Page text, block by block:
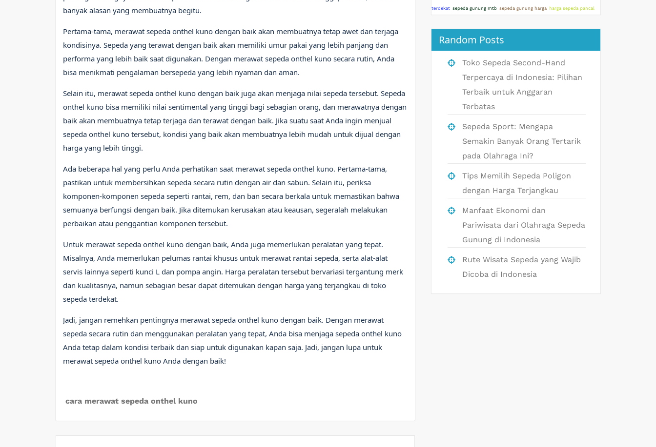
banyak alasan yang membuatnya begitu.
Pertama-tama, merawat sepeda onthel kuno dengan baik akan membuatnya tetap awet dan terjaga
kondisinya. Sepeda yang terawat dengan baik akan memiliki umur pakai yang lebih panjang dan
performa yang lebih baik saat digunakan. Dengan merawat sepeda onthel kuno secara rutin, Anda
bisa menikmati pengalaman bersepeda yang lebih nyaman dan aman.
Selain itu, merawat sepeda onthel kuno dengan baik juga akan menjaga nilai sepeda tersebut. Sepeda
onthel kuno bisa memiliki nilai sentimental yang tinggi bagi sebagian orang, dan merawatnya dengan
baik akan membuatnya tetap terjaga dan terawat dengan baik. Jika suatu saat Anda ingin menjual
sepeda onthel kuno tersebut, kondisi yang baik akan membuatnya lebih mudah untuk dijual dengan
harga yang lebih tinggi.
Ada beberapa hal yang perlu Anda perhatikan saat merawat sepeda onthel kuno. Pertama-tama,
pastikan untuk membersihkan sepeda secara rutin dengan air dan sabun. Selain itu, periksa
komponen-komponen sepeda seperti rantai, rem, dan ban secara berkala untuk memastikan bahwa
semuanya berfungsi dengan baik. Jika ditemukan kerusakan atau keausan, segeralah melakukan
perbaikan atau penggantian komponen tersebut.
Untuk merawat sepeda onthel kuno dengan baik, Anda juga memerlukan peralatan yang tepat.
Misalnya, Anda memerlukan pelumas rantai khusus untuk merawat rantai sepeda, serta alat-alat
servis lainnya seperti kunci L dan pompa angin. Harga peralatan tersebut bervariasi tergantung merk
dan kualitasnya, namun sebagian besar dapat ditemukan dengan harga yang terjangkau di toko
sepeda terdekat.
Jadi, jangan remehkan pentingnya merawat sepeda onthel kuno dengan baik. Dengan merawat
sepeda secara rutin dan menggunakan peralatan yang tepat, Anda bisa menjaga sepeda onthel kuno
Anda tetap dalam kondisi terbaik dan siap untuk digunakan kapan saja. Jadi, jangan lupa untuk
merawat sepeda onthel kuno Anda dengan baik!
cara merawat sepeda onthel kuno
terdekat sepeda gunung mtb sepeda gunung harga harga sepeda pancal
Random Posts
Toko Sepeda Second-Hand
Terpercaya di Indonesia: Pilihan
Terbaik untuk Anggaran
Terbatas
Sepeda Sport: Mengapa
Semakin Banyak Orang Tertarik
pada Olahraga Ini?
Tips Memilih Sepeda Poligon
dengan Harga Terjangkau
Manfaat Ekonomi dan
Pariwisata dari Olahraga Sepeda
Gunung di Indonesia
Rute Wisata Sepeda yang Wajib
Dicoba di Indonesia